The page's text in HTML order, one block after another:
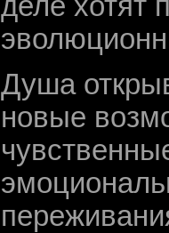
Душа
новые